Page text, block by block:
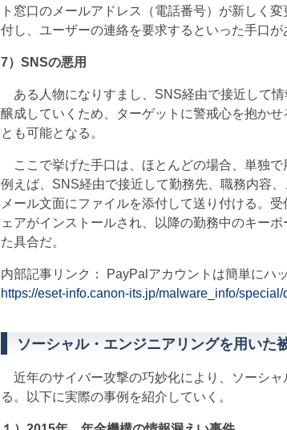
ト窓口のメールアドレス（電話番号）が新しく
付し、ユーザーの連絡を要求するといった手口が
7）SNSの悪用
ある人物になりすまし、SNS経由で接近して
醸成していくため、ターゲットに警戒心を抱か
とも可能となる。
ここで挙げた手口は、ほとんどの場合、単独で
例えば、SNS経由で接近して勤務先、職務内容
メール文面にファイルを添付して送り付ける。
ェアがインストールされ、以降の勤務中のキー
た具合だ。
内部記事リンク： PayPalアカウントは簡単にハ
https://eset-info.canon-its.jp/malware_info/special/
ソーシャル・エンジニアリングを用いた
近年のサイバー攻撃の巧妙化により、ソーシ
る。以下に実際の事例を紹介していく。